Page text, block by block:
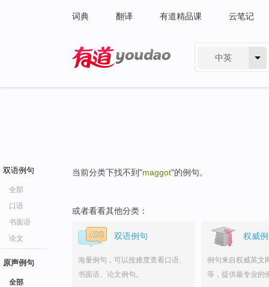
词典 翻译 有道精品课 云笔记
中英
双语例句
全部
口语
书面语
论文
原声例句
全部
当前分类下找不到"maggot"的例句。
或者看看其他分类：
双语例句
海量例句，可以按难度查看口语、
书面语、论文例句。
权威
例句来自权威英文
等，提供最专业的